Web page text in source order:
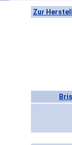
Zur